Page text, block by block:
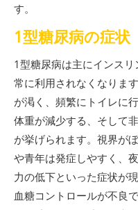
す。
1型糖尿病の症状
1型糖尿病は主にインス
常に利用されなくなりま
が渇く、頻繁にトイレに
体重が減少する、そして
が挙げられます。視界が
や青年は発症しやすく、
力の低下といった症状が
血糖コントロールが不良